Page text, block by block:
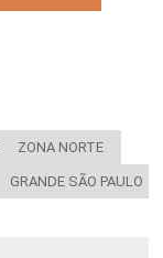
ZONA NORTE
GRANDE SÃO PAULO